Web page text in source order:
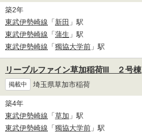
築2年
東武伊勢崎線 「新田 」駅
東武伊勢崎線 「蒲生 」駅
東武伊勢崎線 「獨協大学前 」駅
リーブルファイン草加稲荷III ２号棟
掲載中 埼玉県草加市稲荷
築4年
東武伊勢崎線 「草加 」駅
東武伊勢崎線 「獨協大学前 」駅